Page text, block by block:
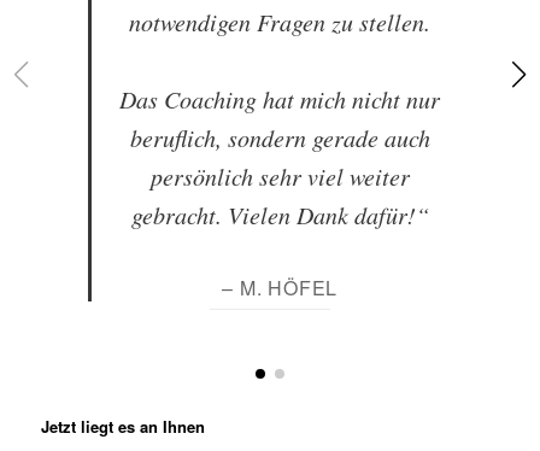
notwendigen Fragen zu stellen.
Das Coaching hat mich nicht nur
beruflich, sondern gerade auch
persönlich sehr viel weiter
gebracht. Vielen Dank dafür!“
– M. HÖFEL
Jetzt liegt es an Ihnen